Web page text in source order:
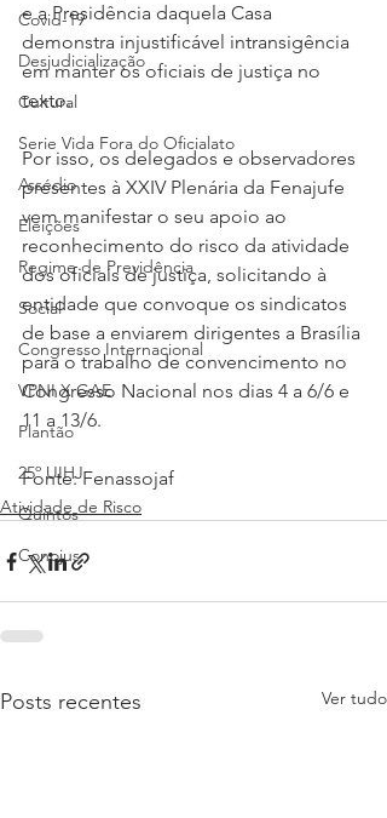
Covid-19
Desjudicialização
Cultural
Serie Vida Fora do Oficialato
Assédio
Eleições
Regime de Previdência
Social
Congresso Internacional
VPNI X GAE
Plantão
25º UIHJ
Quintos
Conojus
e a Presidência daquela Casa
demonstra injustificável intransigência
em manter os oficiais de justiça no
texto.
Por isso, os delegados e observadores
presentes à XXIV Plenária da Fenajufe
vem manifestar o seu apoio ao
reconhecimento do risco da atividade
dos oficiais de justiça, solicitando à
entidade que convoque os sindicatos
de base a enviarem dirigentes a Brasília
para o trabalho de convencimento no
Congresso Nacional nos dias 4 a 6/6 e
11 a 13/6.
Fonte: Fenassojaf
Atividade de Risco
Posts recentes Ver tudo